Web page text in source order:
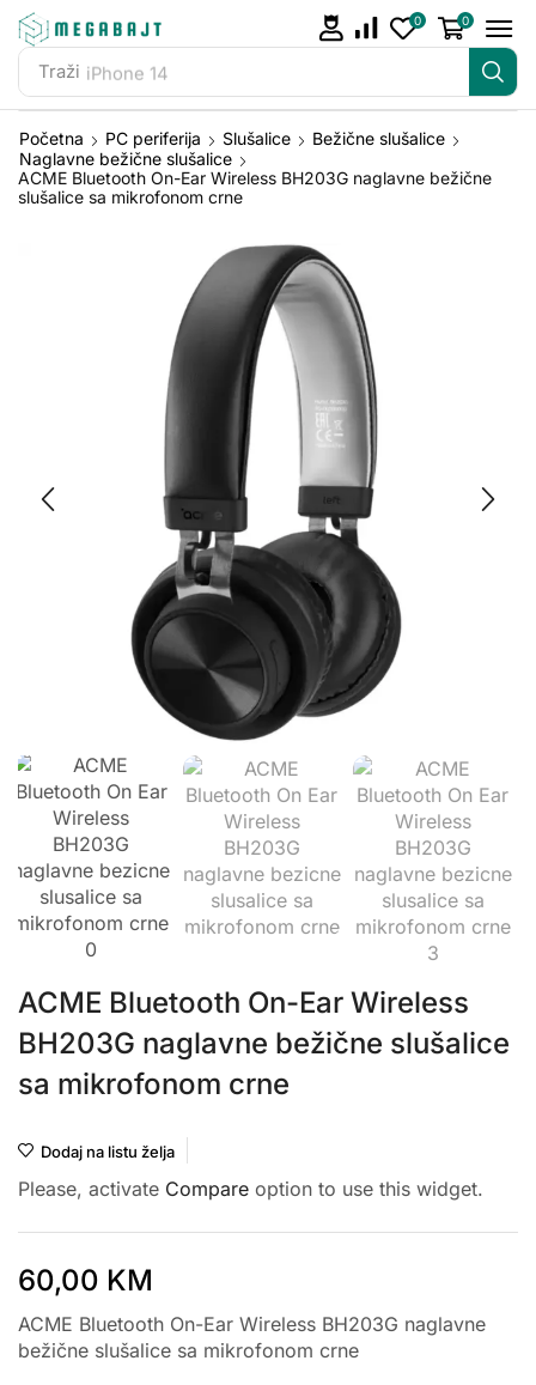
Traži iPhone 14
0 0
Početna PC periferija Slušalice
Bežične slušalice
Naglavne bežične slušalice
ACME Bluetooth On-Ear Wireless BH203G naglavne bežične
slušalice sa mikrofonom crne
ACME Bluetooth On-Ear Wireless
BH203G naglavne bežične slušalice
sa mikrofonom crne
Dodaj na listu želja
Please, activate Compare option to use this widget.
60,00 KM
ACME Bluetooth On-Ear Wireless BH203G naglavne
bežične slušalice sa mikrofonom crne